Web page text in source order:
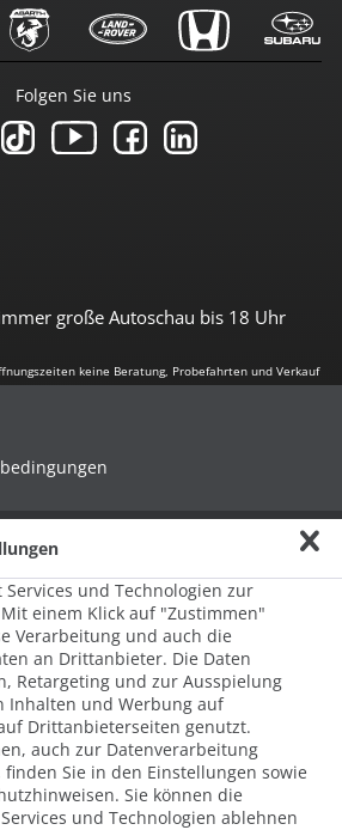
große Autoschau bis 18 Uhr
Folgen Sie uns
keine Beratung, Probefahrten und Verkauf
KG
Brehna, Deutschland
HinSchG
LkSG
und Technologien zur
einem Klick auf "Zustimmen"
Verarbeitung und auch die
an Drittanbieter. Die Daten
Retargeting und zur Ausspielung
Inhalten und Werbung auf
Drittanbieterseiten genutzt.
auch zur Datenverarbeitung
Sie in den Einstellungen sowie
Sie können die
und Technologien ablehnen